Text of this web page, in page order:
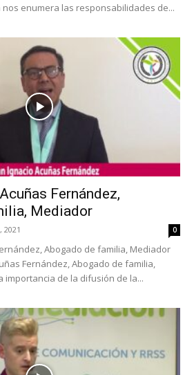
enumera las responsabilidades de...
Fernández,
Mediador
2021 0
Abogado de familia, Mediador
Fernández, Abogado de familia,
importancia de la difusión de la...